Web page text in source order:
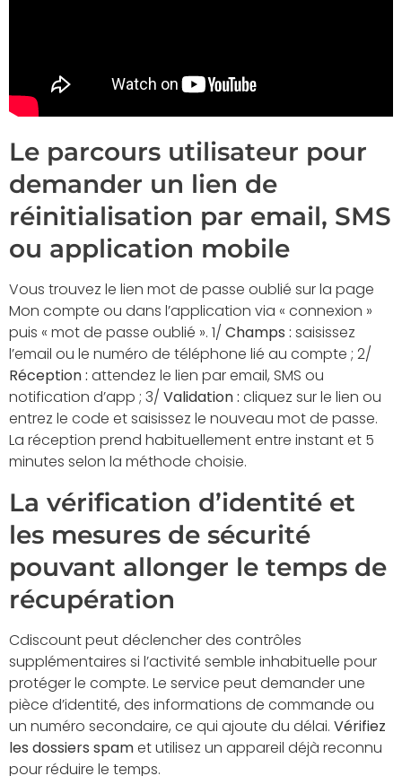
Le parcours utilisateur pour
demander un lien de
réinitialisation par email, SMS
ou application mobile
Vous trouvez le lien mot de passe oublié sur la page
Mon compte ou dans l’application via « connexion »
puis « mot de passe oublié ». 1/ Champs : saisissez
l’email ou le numéro de téléphone lié au compte ; 2/
Réception : attendez le lien par email, SMS ou
notification d’app ; 3/ Validation : cliquez sur le lien ou
entrez le code et saisissez le nouveau mot de passe.
La réception prend habituellement entre instant et 5
minutes selon la méthode choisie.
La vérification d’identité et
les mesures de sécurité
pouvant allonger le temps de
récupération
Cdiscount peut déclencher des contrôles
supplémentaires si l’activité semble inhabituelle pour
protéger le compte. Le service peut demander une
pièce d’identité, des informations de commande ou
un numéro secondaire, ce qui ajoute du délai. Vérifiez
les dossiers spamet utilisez un appareil déjà reconnu
pour réduire le temps.